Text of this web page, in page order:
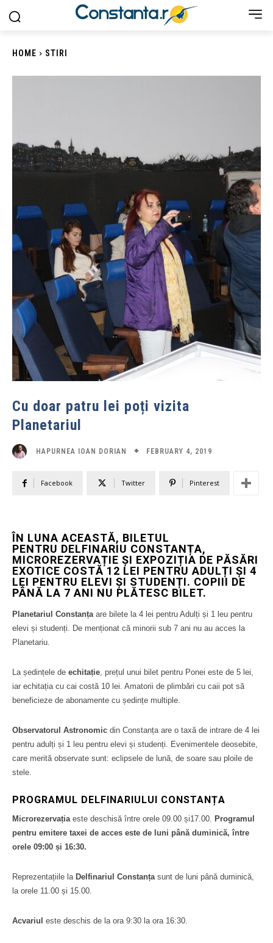
HOME STIRI
Cu doar patru lei poți vizita
Planetariul
HAPURNEA IOAN DORIAN FEBRUARY 4, 2019
Facebook Twitter Pinterest
ÎN LUNA ACEASTĂ, BILETUL
PENTRU DELFINARIU CONSTANȚA,
MICROREZERVAȚIE ȘI EXPOZIȚIA DE PĂSĂRI
EXOTICE COSTĂ 12 LEI PENTRU ADULȚI ȘI 4
LEI PENTRU ELEVI ȘI STUDENȚI. COPIII DE
PÂNĂ LA 7 ANI NU PLĂTESC BILET.
Planetariul Constanțaare bilete la 4 lei pentru Adulți și 1 leu pentru
elevi și studenți. De menționat că minorii sub 7 ani nu au acces la
Planetariu.
La ședințele de echitație, prețul unui bilet pentru Ponei este de 5 lei,
iar echitația cu cai costă 10 lei. Amatorii de plimbări cu caii pot să
beneficieze de abonamente cu ședințe multiple.
Observatorul Astronomic din Constanța are o taxă de intrare de 4 lei
pentru adulți și 1 leu pentru elevi și studenți. Evenimentele deosebite,
care merită observate sunt: eclipsele de lună, de soare sau ploile de
stele.
PROGRAMUL DELFINARIULUI CONSTANȚA
Microrezervația este deschisă între orele 09.00 și17.00. Programul
pentru emitere taxei de acces este de luni până duminică, între
orele 09:00 și 16:30.
Reprezentațiile laDelfinariul Constanțasunt de luni până duminică,
la orele 11.00 și 15.00.
Acvariul este deschis de la ora 9:30 la ora 16:30.